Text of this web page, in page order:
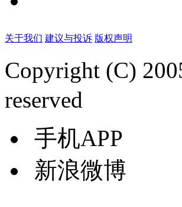
关于我们 建议与投诉 版权声明
Copyright (C)
reserved
手机APP
新浪微博